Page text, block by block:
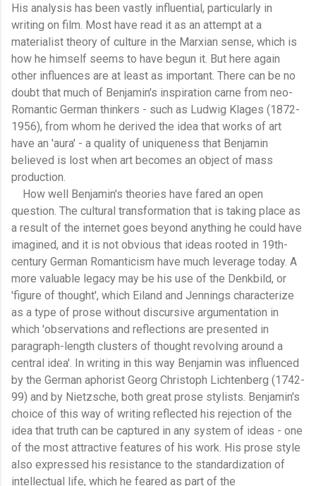
His analysis has been vastly influential, particularly in
writing on film. Most have read it as an attempt at a
materialist theory of culture in the Marxian sense, which is
how he himself seems to have begun it. But here again
other influences are at least as important. There can be no
doubt that much of Benjamin's inspiration carne from neo-
Romantic German thinkers - such as Ludwig Klages (1872-
1956), from whom he derived the idea that works of art
have an 'aura' - a quality of uniqueness that Benjamin
believed is lost when art becomes an object of mass
production.
How well Benjamin's theories have fared an open
question. The cultural transformation that is taking place as
a result of the internet goes beyond anything he could have
imagined, and it is not obvious that ideas rooted in 19th-
century German Romanticism have much leverage today. A
more valuable legacy may be his use of the Denkbild, or
'figure of thought', which Eiland and Jennings characterize
as a type of prose without discursive argumentation in
which 'observations and reflections are presented in
paragraph-length clusters of thought revolving around a
central idea'. In writing in this way Benjamin was influenced
by the German aphorist Georg Christoph Lichtenberg (1742-
99) and by Nietzsche, both great prose stylists. Benjamin's
choice of this way of writing reflected his rejection of the
idea that truth can be captured in any system of ideas - one
of the most attractive features of his work. His prose style
also expressed his resistance to the standardization of
intellectual life, which he feared as part of the